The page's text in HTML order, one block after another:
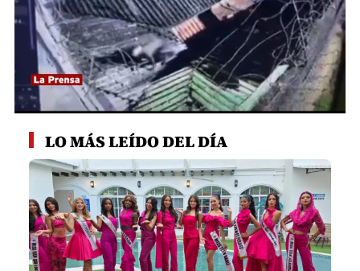
seconds
minute,
seconds
LO MÁS LEÍDO DEL DÍA